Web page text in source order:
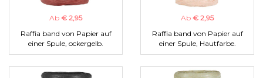
Ab € 2,95
Raffia band von Papier auf
einer Spule, ockergelb.
Ab € 2,95
Raffia band von Papier auf
einer Spule, Hautfarbe.